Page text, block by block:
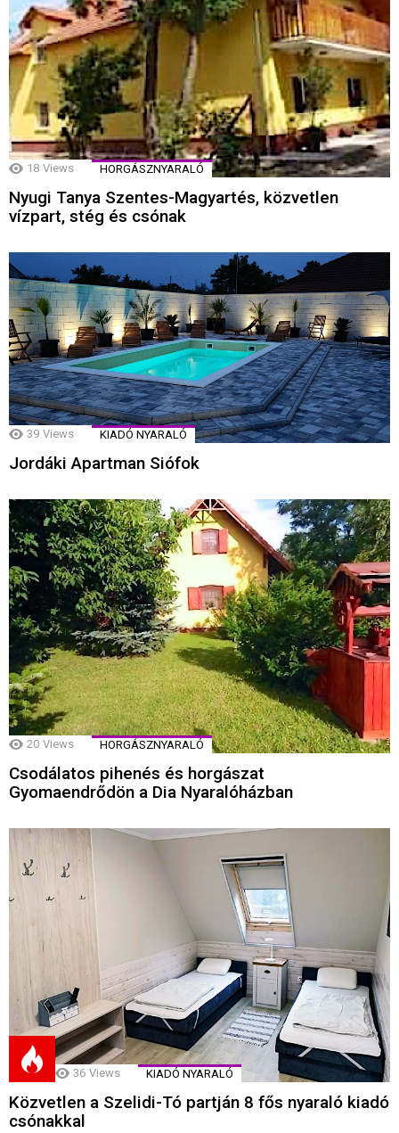
18 Views HORGÁSZNYARALÓ
Nyugi Tanya Szentes-Magyartés, közvetlen
vízpart, stég és csónak
39 Views KIADÓ NYARALÓ
Jordáki Apartman Siófok
20 Views HORGÁSZNYARALÓ
Csodálatos pihenés és horgászat
Gyomaendrődön a Dia Nyaralóházban
36 Views KIADÓ NYARALÓ
Közvetlen a Szelidi-Tó partján 8 fős nyaraló kiadó
csónakkal